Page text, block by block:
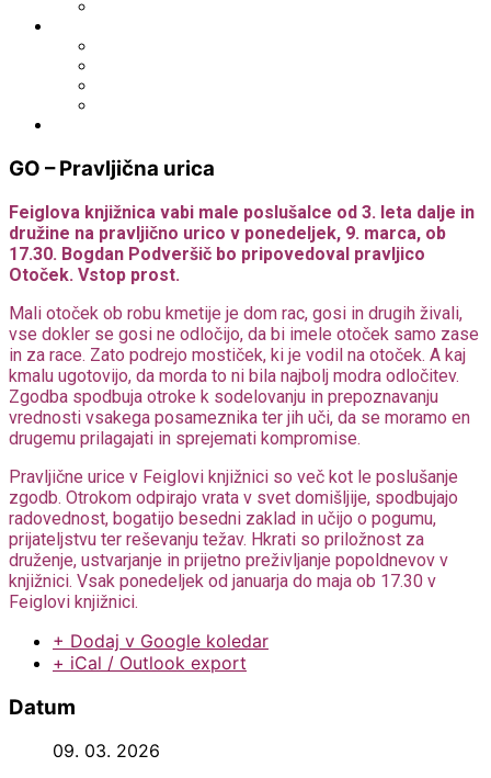
GO – Pravljična urica
Feiglova knjižnica vabi male poslušalce od 3. leta dalje in
družine na pravljično urico v ponedeljek, 9. marca, ob
17.30. Bogdan Podveršič bo pripovedoval pravljico
Otoček. Vstop prost.
Mali otoček ob robu kmetije je dom rac, gosi in drugih živali,
vse dokler se gosi ne odločijo, da bi imele otoček samo zase
in za race. Zato podrejo mostiček, ki je vodil na otoček. A kaj
kmalu ugotovijo, da morda to ni bila najbolj modra odločitev.
Zgodba spodbuja otroke k sodelovanju in prepoznavanju
vrednosti vsakega posameznika ter jih uči, da se moramo en
drugemu prilagajati in sprejemati kompromise.
Pravljične urice v Feiglovi knjižnici so več kot le poslušanje
zgodb. Otrokom odpirajo vrata v svet domišljije, spodbujajo
radovednost, bogatijo besedni zaklad in učijo o pogumu,
prijateljstvu ter reševanju težav. Hkrati so priložnost za
druženje, ustvarjanje in prijetno preživljanje popoldnevov v
knjižnici. Vsak ponedeljek od januarja do maja ob 17.30 v
Feiglovi knjižnici.
+ Dodaj v Google koledar
+ iCal / Outlook export
Datum
09. 03. 2026